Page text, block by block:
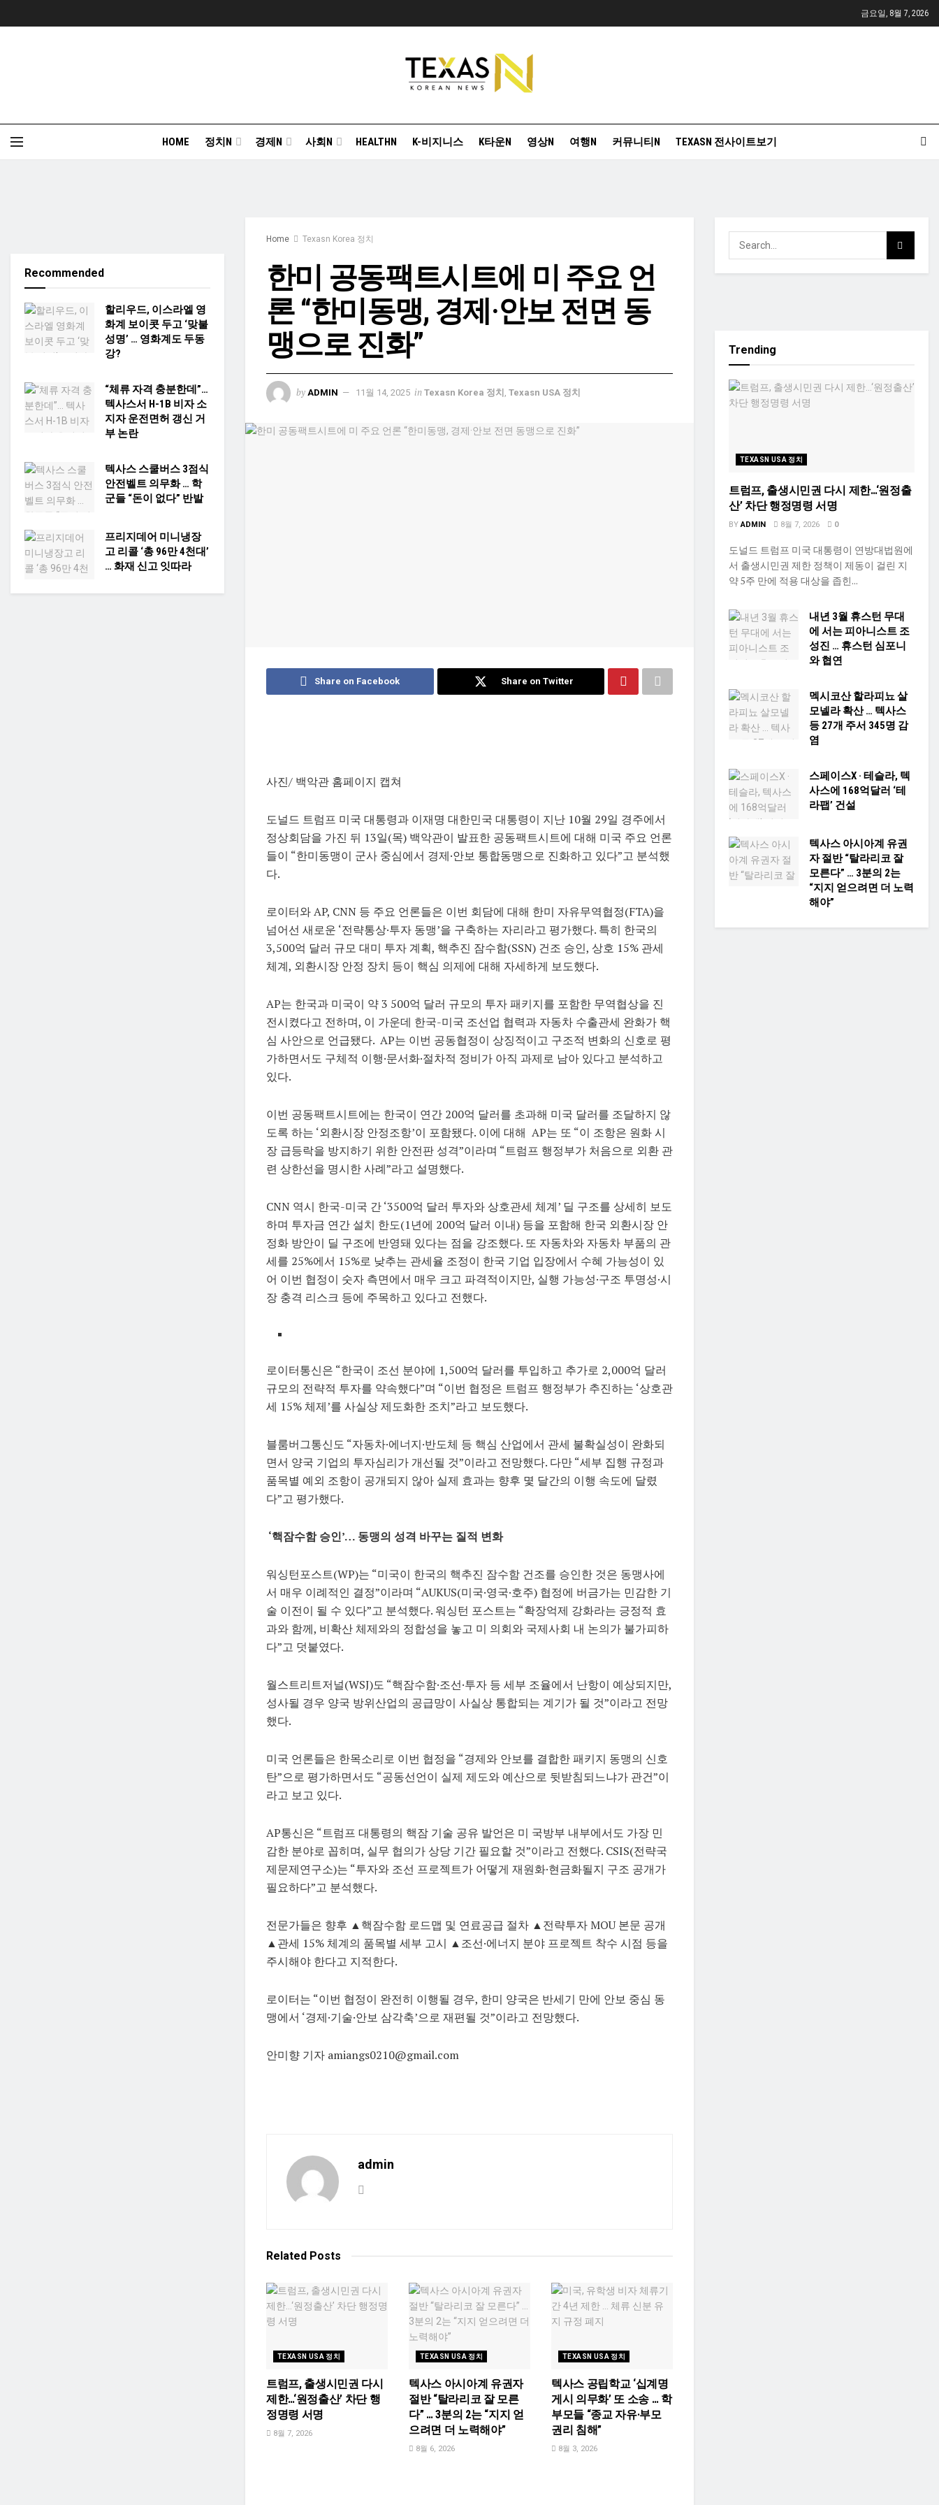
금요일, 8월 7, 2026
HOME 정치N 경제N 사회N HEALTHN K-비지니스 K타운N 영상N 여행N 커뮤니티N TEXASN 전사이트보기
Home Texasn Korea 정치
한미 공동팩트시트에 미 주요 언
론 “한미동맹, 경제·안보 전면 동
맹으로 진화”
by ADMIN 11월 14, 2025 in Texasn Korea 정치 Texasn USA 정치
Share on Facebook Share on Twitter
사진/ 백악관 홈페이지 캡쳐
도널드 트럼프 미국 대통령과 이재명 대한민국 대통령이 지난 10월 29일 경주에서
정상회담을 가진 뒤 13일(목) 백악관이 발표한 공동팩트시트에 대해 미국 주요 언론
들이 “한미동맹이 군사 중심에서 경제·안보 통합동맹으로 진화하고 있다”고 분석했
다.
로이터와 AP, CNN 등 주요 언론들은 이번 회담에 대해 한미 자유무역협정(FTA)을
넘어선 새로운 ‘전략통상·투자 동맹’을 구축하는 자리라고 평가했다. 특히 한국의
3,500억 달러 규모 대미 투자 계획, 핵추진 잠수함(SSN) 건조 승인, 상호 15% 관세
체계, 외환시장 안정 장치 등이 핵심 의제에 대해 자세하게 보도했다.
AP는 한국과 미국이 약 3 500억 달러 규모의 투자 패키지를 포함한 무역협상을 진
전시켰다고 전하며, 이 가운데 한국-미국 조선업 협력과 자동차 수출관세 완화가 핵
심 사안으로 언급됐다. AP는 이번 공동협정이 상징적이고 구조적 변화의 신호로 평
가하면서도 구체적 이행·문서화·절차적 정비가 아직 과제로 남아 있다고 분석하고
있다.
이번 공동팩트시트에는 한국이 연간 200억 달러를 초과해 미국 달러를 조달하지 않
도록 하는 ‘외환시장 안정조항’이 포함됐다. 이에 대해 AP는 또 “이 조항은 원화 시
장 급등락을 방지하기 위한 안전판 성격”이라며 “트럼프 행정부가 처음으로 외환 관
련 상한선을 명시한 사례”라고 설명했다.
CNN 역시 한국-미국 간 ‘3500억 달러 투자와 상호관세 체계’ 딜 구조를 상세히 보도
하며 투자금 연간 설치 한도(1년에 200억 달러 이내) 등을 포함해 한국 외환시장 안
정화 방안이 딜 구조에 반영돼 있다는 점을 강조했다. 또 자동차와 자동차 부품의 관
세를 25%에서 15%로 낮추는 관세율 조정이 한국 기업 입장에서 수혜 가능성이 있
어 이번 협정이 숫자 측면에서 매우 크고 파격적이지만, 실행 가능성·구조 투명성·시
장 충격 리스크 등에 주목하고 있다고 전했다.
로이터통신은 “한국이 조선 분야에 1,500억 달러를 투입하고 추가로 2,000억 달러
규모의 전략적 투자를 약속했다”며 “이번 협정은 트럼프 행정부가 추진하는 ‘상호관
세 15% 체제’를 사실상 제도화한 조치”라고 보도했다.
블룸버그통신도 “자동차·에너지·반도체 등 핵심 산업에서 관세 불확실성이 완화되
면서 양국 기업의 투자심리가 개선될 것”이라고 전망했다. 다만 “세부 집행 규정과
품목별 예외 조항이 공개되지 않아 실제 효과는 향후 몇 달간의 이행 속도에 달렸
다”고 평가했다.
‘핵잠수함 승인’… 동맹의 성격 바꾸는 질적 변화
워싱턴포스트(WP)는 “미국이 한국의 핵추진 잠수함 건조를 승인한 것은 동맹사에
서 매우 이례적인 결정”이라며 “AUKUS(미국·영국·호주) 협정에 버금가는 민감한 기
술 이전이 될 수 있다”고 분석했다. 워싱턴 포스트는 “확장억제 강화라는 긍정적 효
과와 함께, 비확산 체제와의 정합성을 놓고 미 의회와 국제사회 내 논의가 불가피하
다”고 덧붙였다.
월스트리트저널(WSJ)도 “핵잠수함·조선·투자 등 세부 조율에서 난항이 예상되지만,
성사될 경우 양국 방위산업의 공급망이 사실상 통합되는 계기가 될 것”이라고 전망
했다.
미국 언론들은 한목소리로 이번 협정을 “경제와 안보를 결합한 패키지 동맹의 신호
탄”으로 평가하면서도 “공동선언이 실제 제도와 예산으로 뒷받침되느냐가 관건”이
라고 보고 있다.
AP통신은 “트럼프 대통령의 핵잠 기술 공유 발언은 미 국방부 내부에서도 가장 민
감한 분야로 꼽히며, 실무 협의가 상당 기간 필요할 것”이라고 전했다. CSIS(전략국
제문제연구소)는 “투자와 조선 프로젝트가 어떻게 재원화·현금화될지 구조 공개가
필요하다”고 분석했다.
전문가들은 향후 ▲핵잠수함 로드맵 및 연료공급 절차 ▲전략투자 MOU 본문 공개
▲관세 15% 체계의 품목별 세부 고시 ▲조선·에너지 분야 프로젝트 착수 시점 등을
주시해야 한다고 지적한다.
로이터는 “이번 협정이 완전히 이행될 경우, 한미 양국은 반세기 만에 안보 중심 동
맹에서 ‘경제·기술·안보 삼각축’으로 재편될 것”이라고 전망했다.
안미향 기자 amiangs0210@gmail.com
admin
Related Posts
TEXASN USA 정치
트럼프, 출생시민권 다시
제한…‘원정출산’ 차단 행
정명령 서명
8월 7, 2026
TEXASN USA 정치
텍사스 아시아계 유권자
절반 “탈라리코 잘 모른
다” … 3분의 2는 “지지 얻
으려면 더 노력해야”
8월 6, 2026
TEXASN USA 정치
텍사스 공립학교 ‘십계명
게시 의무화’ 또 소송 … 학
부모들 “종교 자유·부모
권리 침해”
8월 3, 2026
Recommended
할리우드, 이스라엘 영
화계 보이콧 두고 ‘맞불
성명’ … 영화계도 두동
강?
“체류 자격 충분한데”…
텍사스서 H-1B 비자 소
지자 운전면허 갱신 거
부 논란
텍사스 스쿨버스 3점식
안전벨트 의무화 … 학
군들 “돈이 없다” 반발
프리지데어 미니냉장
고 리콜 ‘총 96만 4천대’
… 화재 신고 잇따라
Trending
TEXASN USA 정치
트럼프, 출생시민권 다시 제한…‘원정출
산’ 차단 행정명령 서명
BY ADMIN 8월 7, 2026 0
도널드 트럼프 미국 대통령이 연방대법원에
서 출생시민권 제한 정책이 제동이 걸린 지
약 5주 만에 적용 대상을 좁힌...
내년 3월 휴스턴 무대
에 서는 피아니스트 조
성진 … 휴스턴 심포니
와 협연
멕시코산 할라피뇨 살
모넬라 확산 … 텍사스
등 27개 주서 345명 감
염
스페이스X · 테슬라, 텍
사스에 168억달러 ‘테
라팹’ 건설
텍사스 아시아계 유권
자 절반 “탈라리코 잘
모른다” … 3분의 2는
“지지 얻으려면 더 노력
해야”